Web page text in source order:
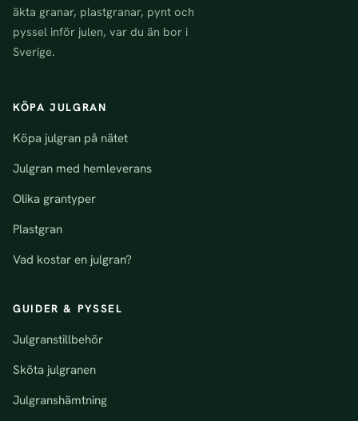
äkta granar, plastgranar, pynt och
pyssel inför julen, var du än bor i
Sverige.
KÖPA JULGRAN
Köpa julgran på nätet
Julgran med hemleverans
Olika grantyper
Plastgran
Vad kostar en julgran?
GUIDER & PYSSEL
Julgranstillbehör
Sköta julgranen
Julgranshämtning